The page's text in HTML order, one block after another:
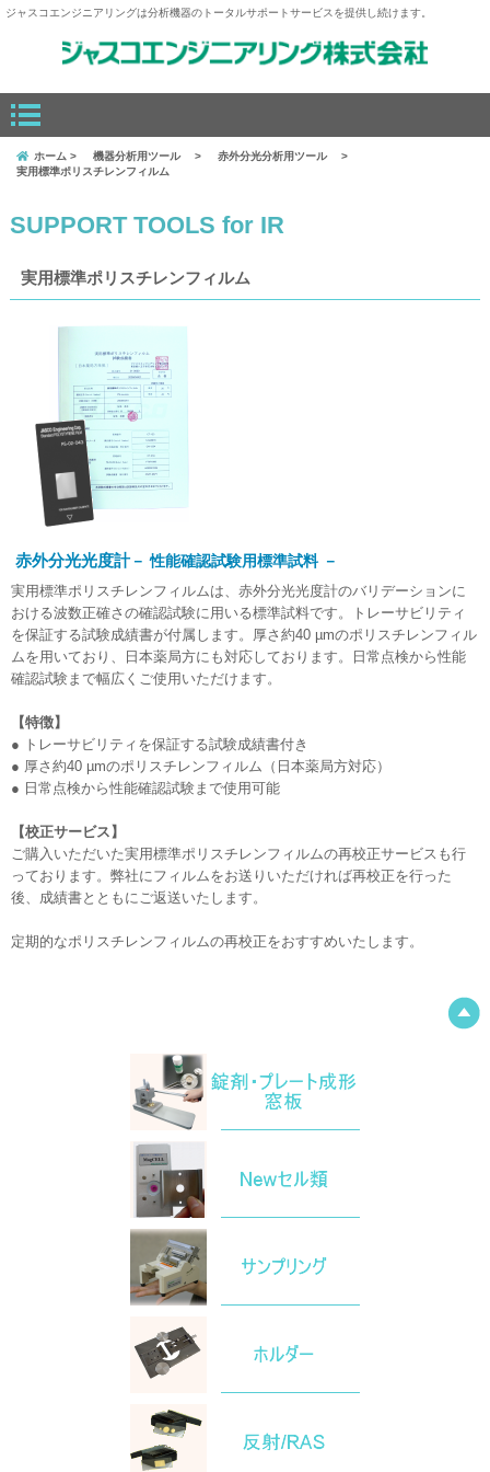
ジャスコエンジニアリングは分析機器のトータルサポートサービスを提供し続けます。
SUPPORT TOOLS for IR
実用標準ポリスチレンフィルム
赤外分光光度計－ 性能確認試験用標準試料 －
実用標準ポリスチレンフィルムは、赤外分光光度計のバリデーションに
おける波数正確さの確認試験に用いる標準試料です。トレーサビリティ
を保証する試験成績書が付属します。厚さ約40 µmのポリスチレンフィル
ムを用いており、日本薬局方にも対応しております。日常点検から性能
確認試験まで幅広くご使用いただけます。
【特徴】
● トレーサビリティを保証する試験成績書付き
● 厚さ約40 µmのポリスチレンフィルム（日本薬局方対応）
● 日常点検から性能確認試験まで使用可能
【校正サービス】
ご購入いただいた実用標準ポリスチレンフィルムの再校正サービスも行
っております。弊社にフィルムをお送りいただければ再校正を行った
後、成績書とともにご返送いたします。
定期的なポリスチレンフィルムの再校正をおすすめいたします。
ホーム 機器分析用ツール
赤外分光分析用ツール
実用標準ポリスチレンフィルム